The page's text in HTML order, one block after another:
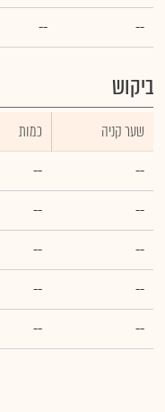
--
--
ביקוש
שער קניה כמות
--
--
--
--
--
--
--
--
--
--